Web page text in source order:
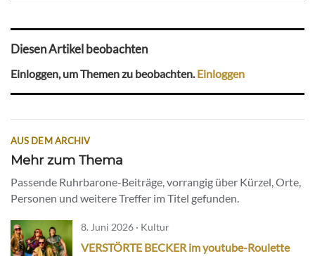
Diesen Artikel beobachten
Einloggen, um Themen zu beobachten.Einloggen
AUS DEM ARCHIV
Mehr zum Thema
Passende Ruhrbarone-Beiträge, vorrangig über Kürzel, Orte,
Personen und weitere Treffer im Titel gefunden.
8. Juni 2026 · Kultur
VERSTÖRTE BECKER im youtube-Roulette